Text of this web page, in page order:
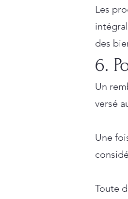
Les
des
6.
Un
versé
Une
Toute